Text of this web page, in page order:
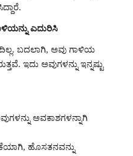
ಎದುರಿಸಿ
ಬದಲಾಗಿ, ಅವು ಗಾಳಿಯ
ಇದು ಅವುಗಳನ್ನು ಇನ್ನಷ್ಟು
ಅವಕಾಶಗಳನ್ನಾಗಿ
ಹೊಸತನವನ್ನು